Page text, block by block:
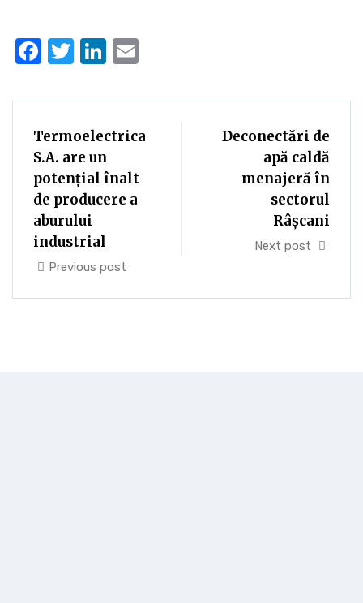
Facebook
TwitterLinkedIn
Termoelectrica
S.A. are un
potenţial înalt
de producere a
aburului
industrial
Previous post
Deconectări de
apă caldă
menajeră în
sectorul
Râşcani
Next post